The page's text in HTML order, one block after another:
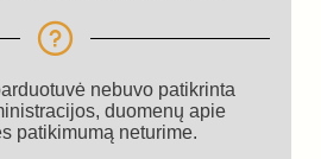
nebuvo patikrinta
duomenų apie
patikimumą neturime.